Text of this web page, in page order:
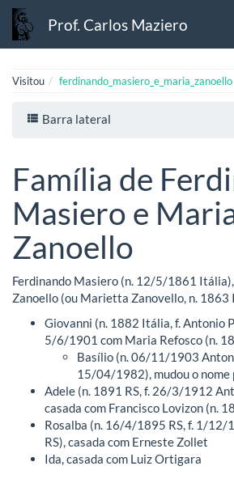
Prof. Carlos Maziero
Visitou ferdinando_masiero_e_maria_zanoello
Barra lateral
Família de
Masiero e
Zanoello
Ferdinando Masiero (n. 12/5/1861
Zanoello (ou Marietta Zanovello, n. 1863
Giovanni (n. 1882 Itália, f. Antonio
5/6/1901 com Maria Refosco (n.
Basílio (n. 06/11/1903
15/04/1982), mudou o nome
Adele (n. 1891 RS, f. 26/3/1912
casada com Francisco Lovizon (n.
Rosalba (n. 16/4/1895 RS, f. 1/12/
RS), casada com Erneste Zollet
Ida, casada com Luiz Ortigara